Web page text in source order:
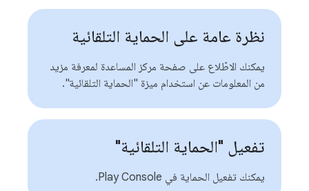
نظرة عامة على الحماية التلقائية
يمكنك الاطّلاع على صفحة مركز المساعدة لمعرفة مزيد
من المعلومات عن استخدام ميزة "الحماية التلقائية".
تفعيل "الحماية التلقائية"
يمكنك تفعيل الحماية في Play Console.